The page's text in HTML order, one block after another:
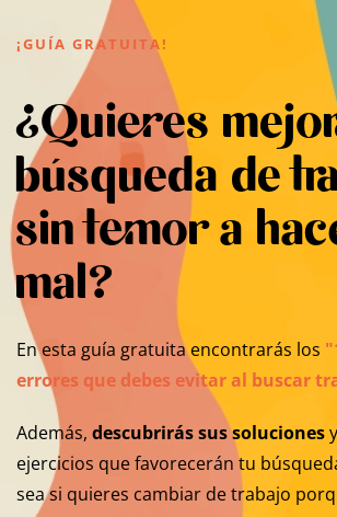
¡GUÍA GRATUITA!
¿Quieres
búsqueda de
sin temor a
mal?
En esta guía gratuita encontrarás los
errores que debes evitar al buscar
Además, descubrirás sus soluciones
ejercicios que favorecerán tu
sea si quieres cambiar de trabajo